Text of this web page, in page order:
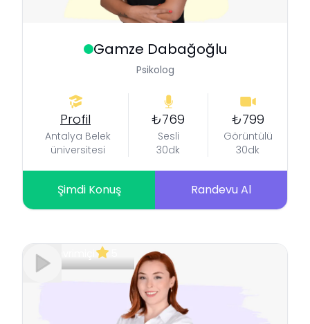
Gamze Dabağoğlu
Psikolog
Profil
Antalya Belek
üniversitesi
₺769
Sesli
30dk
₺799
Görüntülü
30dk
Şimdi Konuş Randevu Al